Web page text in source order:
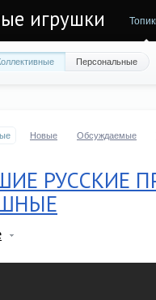
игрушки
Персональные
Новые Обсуждаемые
РУССКИЕ